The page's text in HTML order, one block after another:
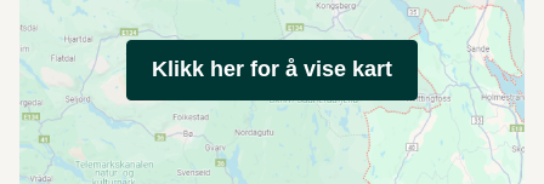
Klikk her for å vise kart